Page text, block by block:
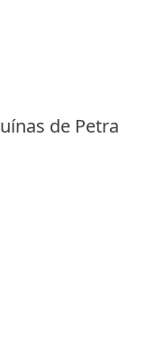
de Petra